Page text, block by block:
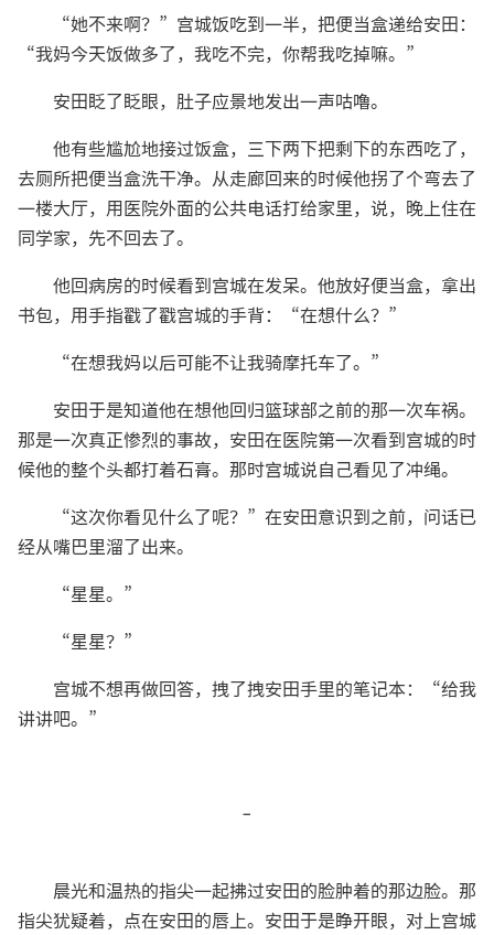
“她不来啊？”宫城饭吃到一半，把便当盒递给安田：
“我妈今天饭做多了，我吃不完，你帮我吃掉嘛。”
安田眨了眨眼，肚子应景地发出一声咕噜。
他有些尴尬地接过饭盒，三下两下把剩下的东西吃了，
去厕所把便当盒洗干净。从走廊回来的时候他拐了个弯去了
一楼大厅，用医院外面的公共电话打给家里，说，晚上住在
同学家，先不回去了。
他回病房的时候看到宫城在发呆。他放好便当盒，拿出
书包，用手指戳了戳宫城的手背：“在想什么？”
“在想我妈以后可能不让我骑摩托车了。”
安田于是知道他在想他回归篮球部之前的那一次车祸。
那是一次真正惨烈的事故，安田在医院第一次看到宫城的时
候他的整个头都打着石膏。那时宫城说自己看见了冲绳。
“这次你看见什么了呢？”在安田意识到之前，问话已
经从嘴巴里溜了出来。
“星星。”
“星星？”
宫城不想再做回答，拽了拽安田手里的笔记本：“给我
讲讲吧。”
-
晨光和温热的指尖一起拂过安田的脸肿着的那边脸。那
指尖犹疑着，点在安田的唇上。安田于是睁开眼，对上宫城